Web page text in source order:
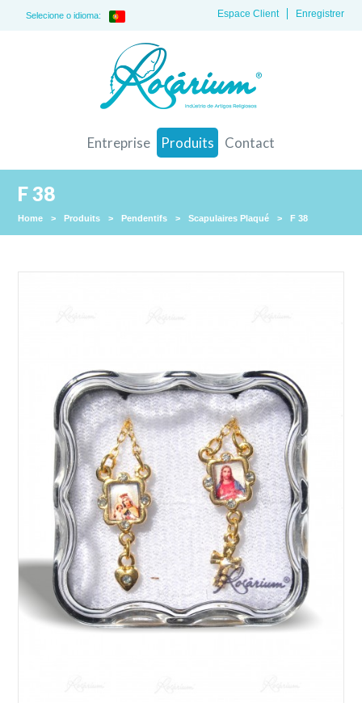
Selecione o idioma: Enregistrer
Espace Client
Entreprise Produits Contact
F 38
Home > Produits > Pendentifs > Scapulaires Plaqué > F 38